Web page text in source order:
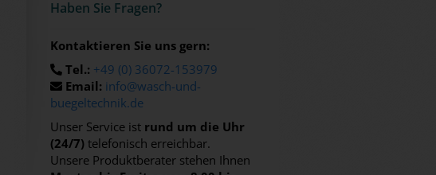
Haben Sie Fra­gen?
Kontaktieren Sie uns gern:
Tel.: +49 (0) 36072-153979
Email: info@wasch-und-
buegeltechnik.de
Unser Service ist rund um die Uhr
(24/7) telefonisch erreichbar.
Unsere Produktberater stehen Ihnen